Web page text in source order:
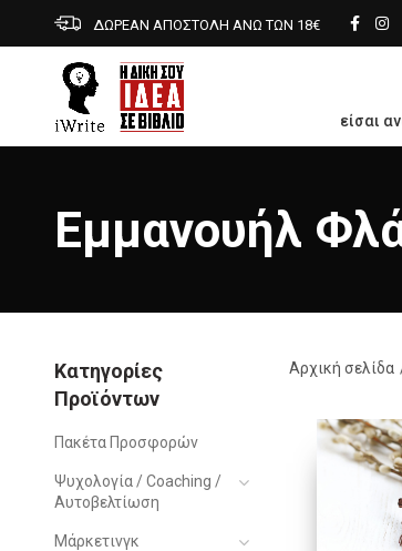
ΔΩΡΕΑΝ ΑΠΟΣΤΟΛΗ ΑΝΩ ΤΩΝ 18€
είσαι
Εµµανουήλ
Κατηγορίες
Προϊόντων
Πακέτα Προσφορών
Ψυχολογία / Coaching /
Αυτοβελτίωση
Μάρκετινγκ
Αρχική σελίδα